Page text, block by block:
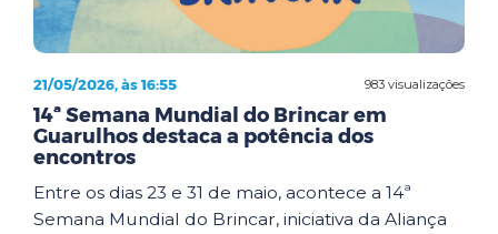
983 visualizações
21/05/2026, às 16:55
14ª Semana Mundial do Brincar em
Guarulhos destaca a potência dos
encontros
Entre os dias 23 e 31 de maio, acontece a 14ª
Semana Mundial do Brincar, iniciativa da Aliança